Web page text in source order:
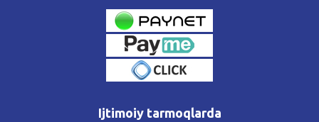
Ijtimoiy tarmoqlarda